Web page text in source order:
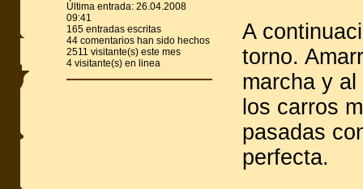
Última entrada: 26.04.2008
09:41
165 entradas escritas
44 comentarios han sido hechos
2511 visitante(s) este mes
4 visitante(s) en linea
A
torno.
marcha y
los carros
pasadas
perfecta.